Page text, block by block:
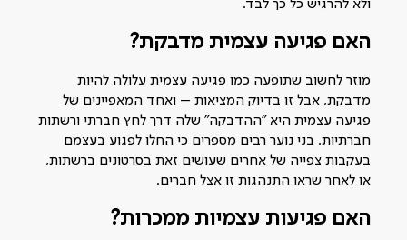
ולא להרגיש כל כך לבד.
האם פגיעה עצמית מדבקת?
מוזר לחשוב שתופעה כמו פגיעה עצמית עלולה להיות
מדבקת, אבל זו בדיוק המציאות – ואחד המאפיינים של
פגיעה עצמית היא "ההדבקה" שלה דרך לחץ חברתי ורשתות
חברתיות. בני נוער רבים מספרים כי החלו לפגוע בעצמם
בעקבות צפייה של אחרים שעושים זאת בסרטונים ברשתות,
או לאחר שראו התנהגות זו אצל חברים.
האם פגיעות עצמיות ממכרות?